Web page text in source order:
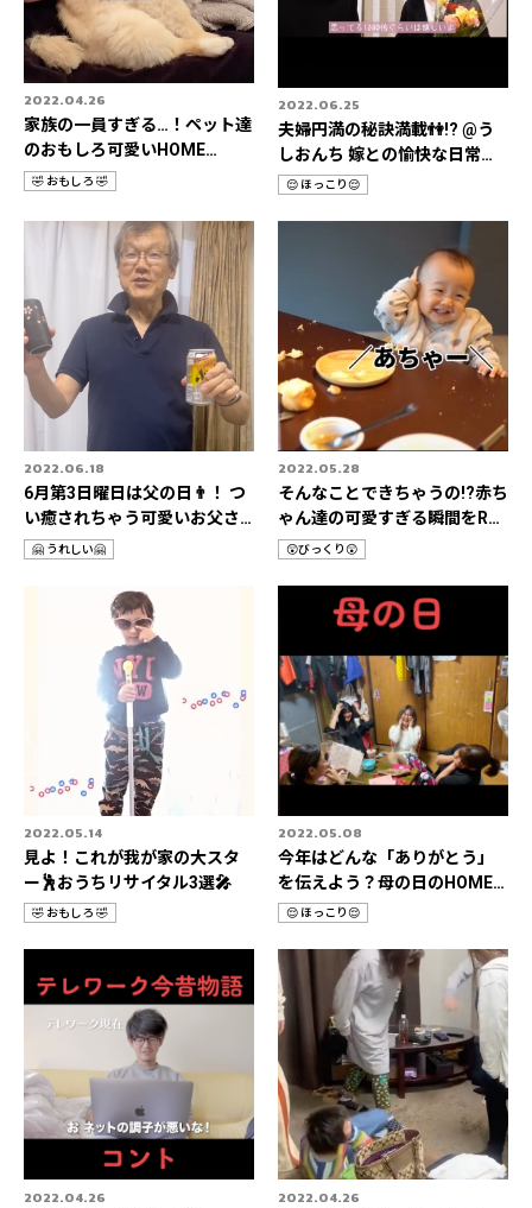
2022.04.26
家族の一員すぎる…！ペット達
のおもしろ可愛いHOME
STORIES 3選📹
カ🤣 おもしろ 🤣
2022.06.25
夫婦円満の秘訣満載👫!? @う
しおんち 嫁との愉快な日常
Rec it 3選📹
カ
テ
😌 ほっこり😌
2022.06.18
6月第3日曜日は父の日👨！ つ
い癒されちゃう可愛いお父さ
ん＆父の日特集📹
カ🤗 うれしい🤗
2022.05.28
そんなことできちゃうの!?赤ち
ゃん達の可愛すぎる瞬間をRec
it📹
カ
テ
😲びっくり😲
2022.05.14
見よ！これが我が家の大スタ
ー🕺おうちリサイタル3選🎤
カ
テ
リ
🤣 おもしろ 🤣
2022.05.08
今年はどんな「ありがとう」
を伝えよう？母の日のHOME
STORIES 3選📹
カ
テ
ゴ
リ
😌 ほっこり😌
2022.04.26
2022.04.26